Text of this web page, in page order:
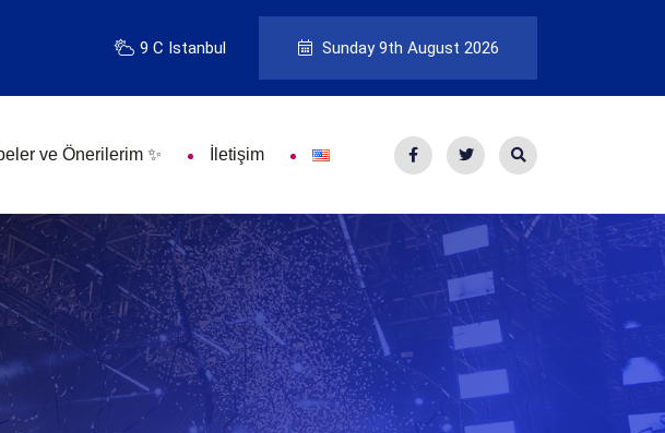
9 C Istanbul Sunday 9th August 2026
ve Önerilerim ✨ İletişim